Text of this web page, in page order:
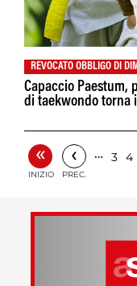
REVOCATO OBBLIGO DI
Capaccio Paestum,
di taekwondo torna
«
INIZIO
‹
PREC.
… 3 4